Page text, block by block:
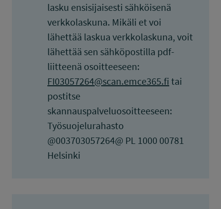
lasku ensisijaisesti sähköisenä
verkkolaskuna. Mikäli et voi
lähettää laskua verkkolaskuna, voit
lähettää sen sähköpostilla pdf-
liitteenä osoitteeseen:
FI03057264@scan.emce365.fi tai
postitse
skannauspalveluosoitteeseen:
Työsuojelurahasto
@003703057264@ PL 1000 00781
Helsinki